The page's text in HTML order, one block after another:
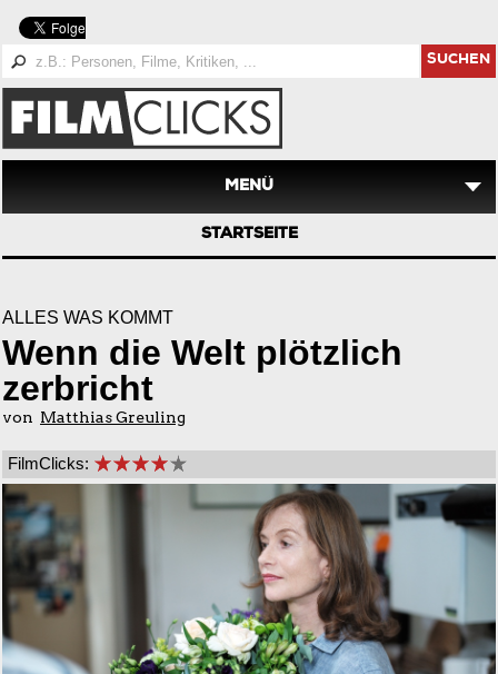
SUCHEN
MENÜ
STARTSEITE
ALLES WAS KOMMT
Wenn die Welt plötzlich
zerbricht
von Matthias Greuling
FilmClicks: